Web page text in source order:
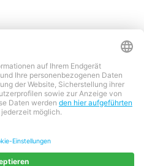
LEDs Com GmbH